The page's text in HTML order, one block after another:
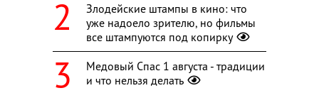
Злодейские штампы в кино: что
уже надоело зрителю, но фильмы
все штампуются под копирку
Медовый Спас 1 августа - традиции
и что нельзя делать